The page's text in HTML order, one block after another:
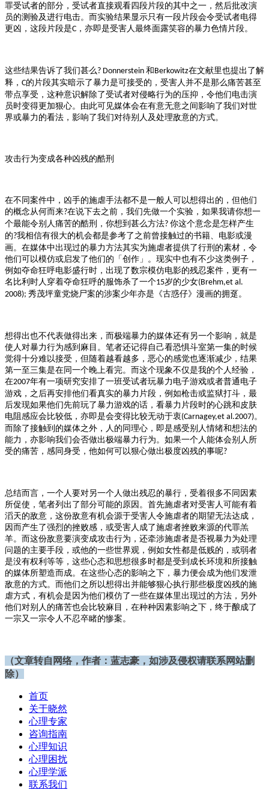
罪受试者的部分，受试者直接观看四段片段的其中之一，然后批改演
员的测验及进行电击。而实验结果显示只有一段片段会令受试者电得
更凶，这段片段是C ，亦即是受害人最终面露笑容的暴力色情片段。
这些结果告诉了我们甚么? Donnerstein 和 Berkowitz在文献里也提出了解
释， C的片段其实暗示了暴力是可接受的，受害人并不是那么痛苦甚至
带点享受，这种意识解除了受试者对侵略行为的压抑，令他们电击演
员时变得更加狠心。由此可见媒体会在有意无意之间影响了我们对世
界或暴力的看法，影响了我们对待别人及处理敌意的方式。
攻击行为变成各种凶残的酷刑
在不同案件中，凶手的施虐手法都不是一般人可以想得出的，但他们
的概念从何而来?在说下去之前，我们先做一个实验，如果我请你想一
个最能令别人痛苦的酷刑，你想到甚么方法? 你这个意念是怎样产生
的?我相信有很大的机会都是参考了之前曾接触过的书籍、电影或漫
画。在媒体中出现过的暴力方法其实为施虐者提供了行刑的素材，令
他们可以模仿或启发了他们的「创作」。现实中也有不少这类例子，
例如夺命狂呼电影盛行时，出现了数宗模仿电影的残忍案件，更有一
名比利时人穿着夺命狂呼的服饰杀了一个15岁的少女(Brehm,et al.
2008); 秀茂坪童党烧尸案的涉案少年亦是《古惑仔》漫画的拥趸。
想得出也不代表做得出来，而极端暴力的媒体还有另一个影响，就是
使人对暴力行为感到麻目。笔者还记得自己看恐惧斗室第一集的时候
觉得十分难以接受，但随着越看越多，恶心的感觉也逐渐减少，结果
第一至三集是在同一个晚上看完。而这个现象不仅是我的个人经验，
在2007年有一项研究安排了一班受试者玩暴力电子游戏或者普通电子
游戏，之后再安排他们看真实的暴力片段，例如枪击或监狱打斗，最
后发现如果他们先前玩了暴力游戏的话，看暴力片段时的心跳和皮肤
电阻感应会比较低，亦即是会变得比较无动于衷(Carnagey,et al.2007)。
而除了接触到的媒体之外，人的同理心，即是感受别人情绪和想法的
能力，亦影响我们会否做出极端暴力行为。如果一个人能体会别人所
受的痛苦，感同身受，他如何可以狠心做出极度凶残的事呢?
总结而言，一个人要对另一个人做出残忍的暴行，受着很多不同因素
所促使，笔者列出了部分可能的原因。首先施虐者对受害人可能有着
滔天的敌意，这份敌意有机会源于受害人令施虐者的期望无法达成，
因而产生了强烈的挫败感，或受害人成了施虐者挫败来源的代罪羔
羊。而这份敌意要演变成攻击行为，还牵涉施虐者是否视暴力为处理
问题的主要手段，或他的一些世界观，例如女性都是低贱的，或弱者
是没有权利等等，这些心态和思想很多时都是受到成长环境和所接触
的媒体所塑造而成。在这些心态的影响之下，暴力便会成为他们发泄
敌意的方式。而他们之所以想得出并能够狠心执行那些极度凶残的施
虐方式，有机会是因为他们模仿了一些在媒体里出现过的方法，另外
他们对别人的痛苦也会比较麻目，在种种因素影响之下，终于酿成了
一宗又一宗令人不忍卒睹的惨案。
（文章转自网络，作者：蓝志豪，如涉及侵权请联系网站删
除）
首页
关于晓然
心理专家
咨询指南
心理知识
心理困扰
心理学派
联系我们